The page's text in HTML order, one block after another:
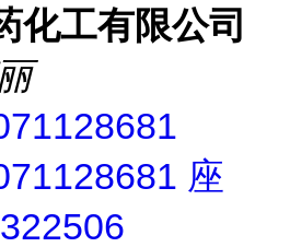
化工有限公司
座